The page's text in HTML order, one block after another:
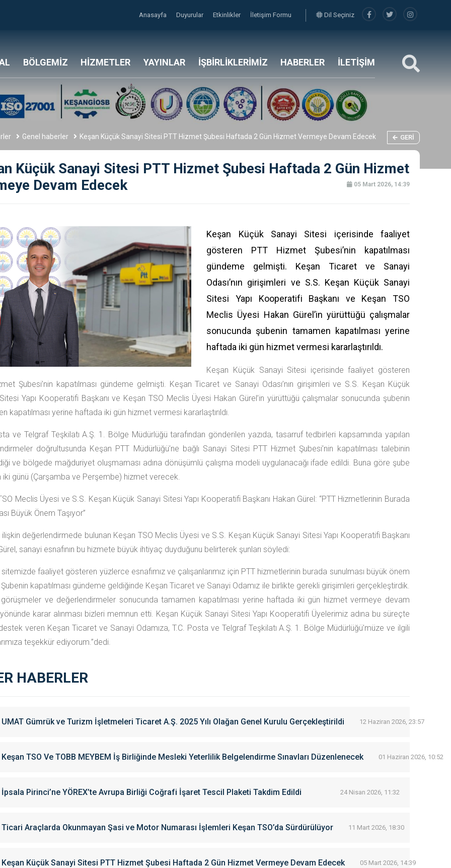
Anasayfa Duyurular Etkinlikler İletişim Formu Dil Seçiniz
BÖLGEMİZ HİZMETLER YAYINLAR İŞBİRLİKLERİMİZ HABERLER İLETİŞİM
Genel haberler Keşan Küçük Sanayi Sitesi PTT Hizmet Şubesi Haftada 2 Gün Hizmet Vermeye Devam Edecek GERI
Küçük Sanayi Sitesi PTT Hizmet Şubesi Haftada 2 Gün Hizmet
Devam Edecek
05 Mart 2026, 14:39
Keşan Küçük Sanayi Sitesi içerisinde faaliyet
gösteren PTT Hizmet Şubesi’nin kapatılması
gündeme gelmişti. Keşan Ticaret ve Sanayi
Odası’nın girişimleri ve S.S. Keşan Küçük Sanayi
Sitesi Yapı Kooperatifi Başkanı ve Keşan TSO
Meclis Üyesi Hakan Gürel’in yürüttüğü çalışmalar
sonucunda şubenin tamamen kapatılması yerine
haftada iki gün hizmet vermesi kararlaştırıldı.
Keşan Küçük Sanayi Sitesi içerisinde faaliyet gösteren
Şubesi’nin kapatılması gündeme gelmişti. Keşan Ticaret ve Sanayi Odası’nın girişimleri ve S.S. Keşan Küçük
Yapı Kooperatifi Başkanı ve Keşan TSO Meclis Üyesi Hakan Gürel’in yürüttüğü çalışmalar sonucunda şubenin
kapatılması yerine haftada iki gün hizmet vermesi kararlaştırıldı.
ve Telgraf Teşkilatı A.Ş. 1. Bölge Müdürlüğü tarafından gönderilen yazıda, tasarruf tedbirleri kapsamında yapılan
doğrultusunda Keşan PTT Müdürlüğü’ne bağlı Sanayi Sitesi PTT Hizmet Şubesi’nin kapatılması talebinin
ve bölgede mağduriyet oluşmaması adına dönüşümlü çalışma modeli uygulanacağı ifade edildi. Buna göre şube
iki günü (Çarşamba ve Perşembe) hizmet verecek.
Meclis Üyesi ve S.S. Keşan Küçük Sanayi Sitesi Yapı Kooperatifi Başkanı Hakan Gürel: “PTT Hizmetlerinin Burada
Büyük Önem Taşıyor”
değerlendirmede bulunan Keşan TSO Meclis Üyesi ve S.S. Keşan Küçük Sanayi Sitesi Yapı Kooperatifi Başkanı
, sanayi esnafının bu hizmete büyük ihtiyaç duyduğunu belirterek şunları söyledi:
sitemizde faaliyet gösteren yüzlerce esnafımız ve çalışanlarımız için PTT hizmetlerinin burada sunulması büyük önem
kapatılması gündeme geldiğinde Keşan Ticaret ve Sanayi Odamız ile birlikte gerekli girişimleri gerçekleştirdik.
görüşmeler ve değerlendirmeler sonucunda tamamen kapatılması yerine haftada iki gün hizmet vermeye devam
karar alınması bizleri memnun etti. Keşan Küçük Sanayi Sitesi Yapı KooperatifiÜyelerimiz adına bu süreçte
veren Keşan Ticaret ve Sanayi Odamıza, T.C. Posta ve Telgraf Teşkilatı A.Ş. 1. Bölge Müdürlüğü’müze ve ilgili
teşekkür ediyorum.”dedi.
HABERLER
UMAT Gümrük ve Turizm İşletmeleri Ticaret A.Ş. 2025 Yılı Olağan Genel Kurulu Gerçekleştirildi 12 Haziran 2026, 23:57
Keşan TSO Ve TOBB MEYBEM İş Birliğinde Mesleki Yeterlilik Belgelendirme Sınavları Düzenlenecek 01 Haziran 2026, 10:52
İpsala Pirinci’ne YÖREX’te Avrupa Birliği Coğrafi İşaret Tescil Plaketi Takdim Edildi 24 Nisan 2026, 11:32
Ticari Araçlarda Okunmayan Şasi ve Motor Numarası İşlemleri Keşan TSO’da Sürdürülüyor 11 Mart 2026, 18:30
Keşan Küçük Sanayi Sitesi PTT Hizmet Şubesi Haftada 2 Gün Hizmet Vermeye Devam Edecek 05 Mart 2026, 14:39